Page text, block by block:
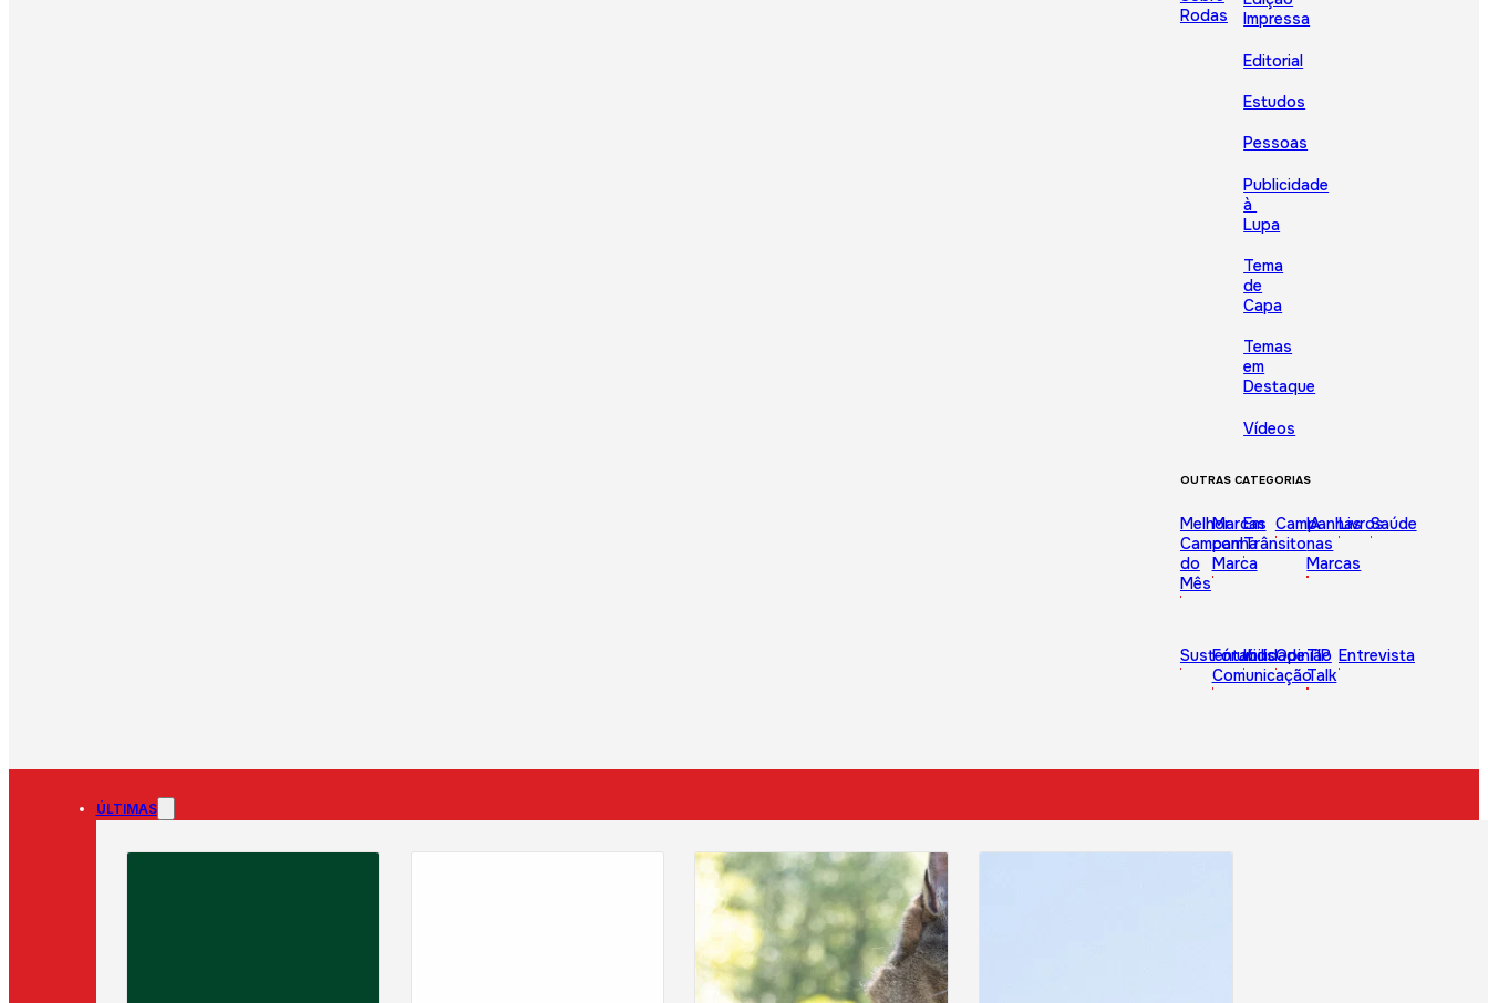
Rodas
Impressa
Editorial
Estudos
Pessoas
Publicidade
à
Lupa
Tema
de
Capa
Temas
em
Destaque
Vídeos
OUTRAS CATEGORIAS
Melhor
Campanha
do
Mês
Marcas
com
Marca
Em
Trânsito
Campanhas
IA
nas
Marcas
LivrosSaúde
Sustentabilidade
Fórum
Comunicação
KidsOpinião
TIP
Talk
Entrevista
ÚLTIMAS